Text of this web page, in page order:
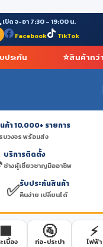
เปิด จ-อา 7:30 – 19:00 น.
Facebook TikTok
ระกัน ⭐สินค้ากว่
ค้า 10,000+ รายการ
บวงจร พร้อมส่ง
บริการติดตั้ง
ช่างผู้เชี่ยวชาญมืออาชีพ
✅รับประกันสินค้า
คืนง่าย เปลี่ยนได้
🟫
เบื้อง
🚰
ท่อ-ประปา
⚡
ไฟฟ้า